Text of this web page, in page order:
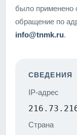
было применено
обращение по
info@tnmk.ru.
СВЕДЕНИЯ
IP-адрес
Страна